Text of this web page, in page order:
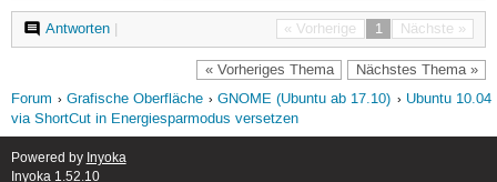
« Vorherige 1 Nächste »
Antworten|
« Vorheriges Thema Nächstes Thema »
Forum Grafische Oberfläche GNOME (Ubuntu ab 17.10)
Ubuntu 10.04
via ShortCut in Energiesparmodus versetzen
Powered by Inyoka
Inyoka 1.52.10